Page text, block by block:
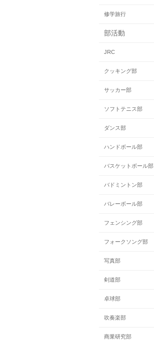
修学旅行
部活動
JRC
クッキング部
サッカー部
ソフトテニス部
ダンス部
ハンドボール部
バスケットボール部
バドミントン部
バレーボール部
フェンシング部
フォークソング部
写真部
剣道部
卓球部
吹奏楽部
商業研究部